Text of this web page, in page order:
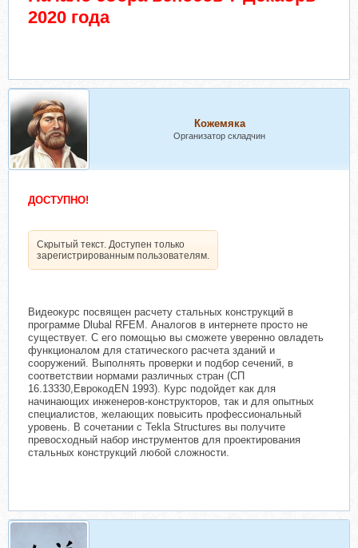
2020 года
Кожемяка
Организатор складчин
ДОСТУПНО!
Скрытый текст. Доступен только
зарегистрированным пользователям.
Видеокурс посвящен расчету стальных конструкций в
программе Dlubal RFEM. Аналогов в интернете просто не
существует. С его помощью вы сможете уверенно овладеть
функционалом для статического расчета зданий и
сооружений. Выполнять проверки и подбор сечений, в
соответствии нормами различных стран (СП
16.13330,ЕврокодEN 1993). Курс подойдет как для
начинающих инженеров-конструкторов, так и для опытных
специалистов, желающих повысить профессиональный
уровень. В сочетании с Tekla Structures вы получите
превосходный набор инструментов для проектирования
стальных конструкций любой сложности.